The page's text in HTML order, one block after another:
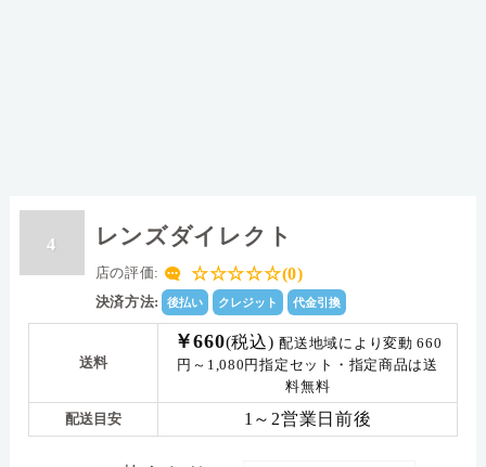
4 レンズダイレクト
店の評価: ☆☆☆☆☆(0)
決済方法: 後払い クレジット 代金引換
送料
￥660(税込) 配送地域により変動 660
円～1,080円指定セット・指定商品は送
料無料
配送目安 1～2営業日前後